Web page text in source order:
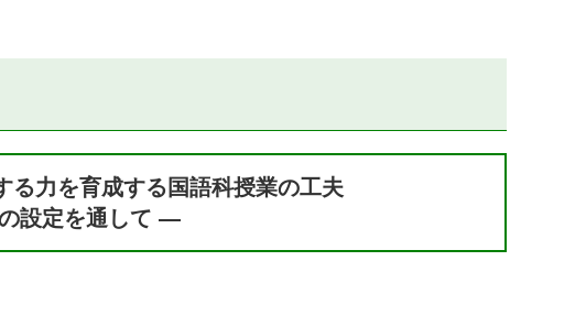
る力を育成する国語科授業の工夫
設定を通して ―